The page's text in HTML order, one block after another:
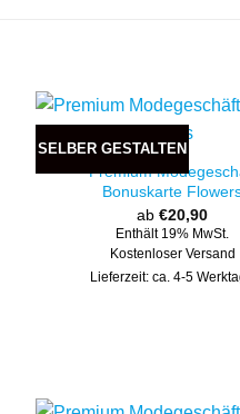
SELBER GESTALTEN
Premium
Bonuskarte
ab€20,90
Enthält 19% MwSt.
Kostenloser Versand
Lieferzeit: ca. 4-5